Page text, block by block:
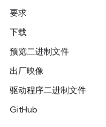
要求
下载
预览二进制文件
出厂映像
驱动程序二进制文件
GitHub